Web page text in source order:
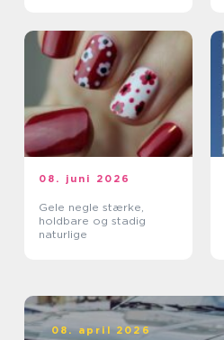
08. juni 2026
Gele negle stærke,
holdbare og stadig
naturlige
08. april 2026